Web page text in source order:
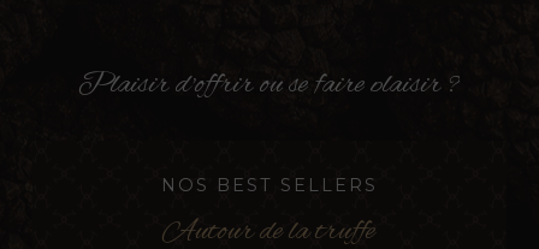
Plaisird'offrirousefaireplaisir ?
NOS BEST SELLERS
Autour de la truffe